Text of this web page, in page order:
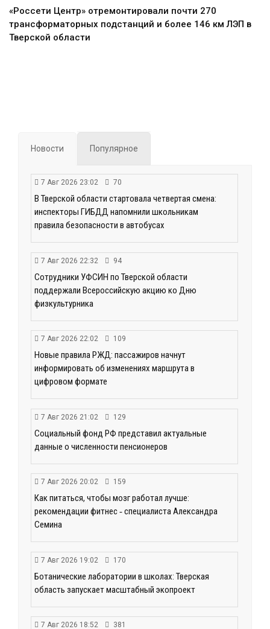
«Россети Центр» отремонтировали почти 270
трансформаторных подстанций и более 146 км ЛЭП в
Тверской области
Новости Популярное
7 Авг 2026 23:02 70
В Тверской области стартовала четвертая смена:
инспекторы ГИБДД напомнили школьникам
правила безопасности в автобусах
7 Авг 2026 22:32 94
Сотрудники УФСИН по Тверской области
поддержали Всероссийскую акцию ко Дню
физкультурника
7 Авг 2026 22:02 109
Новые правила РЖД: пассажиров начнут
информировать об изменениях маршрута в
цифровом формате
7 Авг 2026 21:02 129
Социальный фонд РФ представил актуальные
данные о численности пенсионеров
7 Авг 2026 20:02 159
Как питаться, чтобы мозг работал лучше:
рекомендации фитнес ‑ специалиста Александра
Семина
7 Авг 2026 19:02 170
Ботанические лаборатории в школах: Тверская
область запускает масштабный экопроект
7 Авг 2026 18:52 381